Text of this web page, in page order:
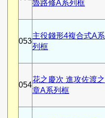
魯路修A系列框
053
主役錢形4複合式A系
列框
054
花之慶次 進攻佐渡之
章A系列框